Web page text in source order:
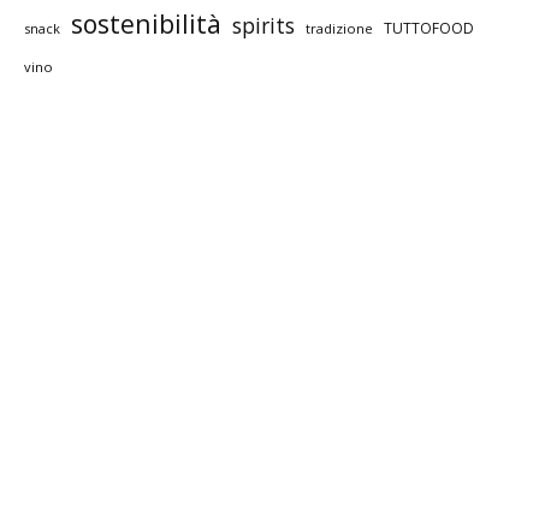
snack sostenibilità spirits tradizione TUTTOFOOD
vino